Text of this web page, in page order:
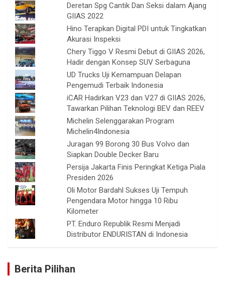
Deretan Spg Cantik Dan Seksi dalam Ajang
GIIAS 2022
Hino Terapkan Digital PDI untuk Tingkatkan
Akurasi Inspeksi
Chery Tiggo V Resmi Debut di GIIAS 2026,
Hadir dengan Konsep SUV Serbaguna
UD Trucks Uji Kemampuan Delapan
Pengemudi Terbaik Indonesia
iCAR Hadirkan V23 dan V27 di GIIAS 2026,
Tawarkan Pilihan Teknologi BEV dan REEV
Michelin Selenggarakan Program
Michelin4Indonesia
Juragan 99 Borong 30 Bus Volvo dan
Siapkan Double Decker Baru
Persija Jakarta Finis Peringkat Ketiga Piala
Presiden 2026
Oli Motor Bardahl Sukses Uji Tempuh
Pengendara Motor hingga 10 Ribu
Kilometer
PT. Enduro Republik Resmi Menjadi
Distributor ENDURISTAN di Indonesia
Berita Pilihan